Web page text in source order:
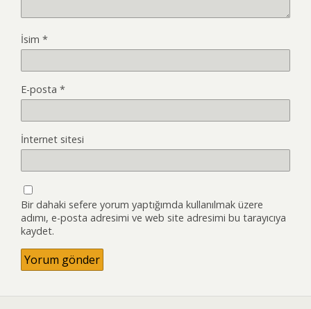
İsim *
E-posta *
İnternet sitesi
Bir dahaki sefere yorum yaptığımda kullanılmak üzere
adımı, e-posta adresimi ve web site adresimi bu tarayıcıya
kaydet.